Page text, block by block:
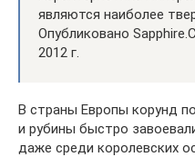
являются наиболее
Опубликовано
2012 г.
В страны Европы корунд
и рубины быстро
даже среди королевских